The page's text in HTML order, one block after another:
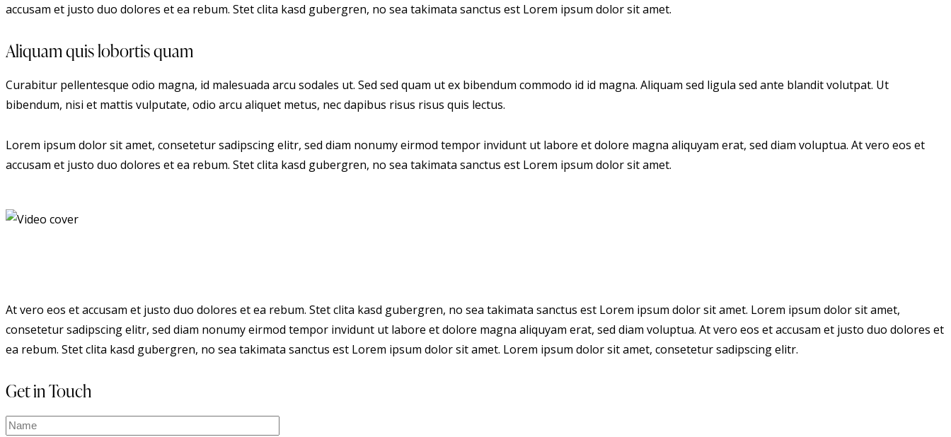
accusam et justo duo dolores et ea rebum. Stet clita kasd gubergren, no sea takimata sanctus est Lorem ipsum dolor sit amet.
Aliquam quis lobortis quam
Curabitur pellentesque odio magna, id malesuada arcu sodales ut. Sed sed quam ut ex bibendum commodo id id magna. Aliquam sed ligula sed ante blandit volutpat. Ut
bibendum, nisi et mattis vulputate, odio arcu aliquet metus, nec dapibus risus risus quis lectus.
Lorem ipsum dolor sit amet, consetetur sadipscing elitr, sed diam nonumy eirmod tempor invidunt ut labore et dolore magna aliquyam erat, sed diam voluptua. At vero eos et
accusam et justo duo dolores et ea rebum. Stet clita kasd gubergren, no sea takimata sanctus est Lorem ipsum dolor sit amet.
At vero eos et accusam et justo duo dolores et ea rebum. Stet clita kasd gubergren, no sea takimata sanctus est Lorem ipsum dolor sit amet. Lorem ipsum dolor sit amet,
consetetur sadipscing elitr, sed diam nonumy eirmod tempor invidunt ut labore et dolore magna aliquyam erat, sed diam voluptua. At vero eos et accusam et justo duo dolores et
ea rebum. Stet clita kasd gubergren, no sea takimata sanctus est Lorem ipsum dolor sit amet. Lorem ipsum dolor sit amet, consetetur sadipscing elitr.
Get in Touch